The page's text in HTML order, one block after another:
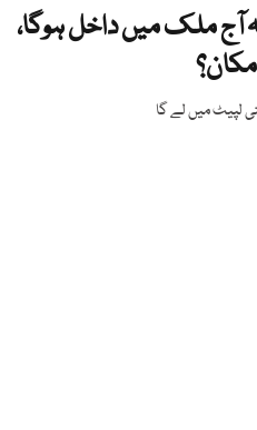
آج ملک میں داخل ہوگا،
لپیٹ میں لے گا